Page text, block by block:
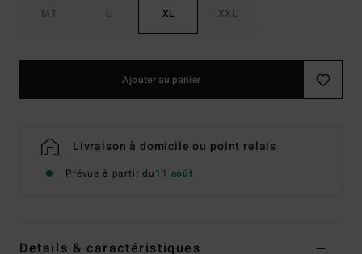
MT L XL XXL
Ajouter au panier
Livraison à domicile ou point relais
Prévue à partir du11 août
Details & caractéristiques